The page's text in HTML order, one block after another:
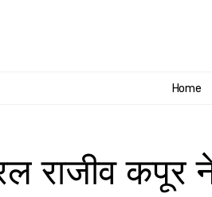
Home
राजीव कपूर